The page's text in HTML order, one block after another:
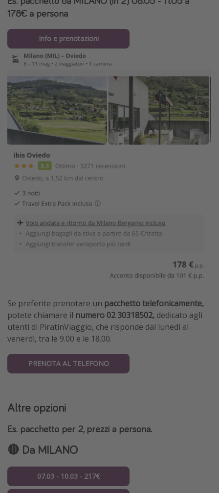
178€ a persona
Info e prenotazioni
Se preferite prenotare un pacchetto telefonicamente,
potete chiamare il numero 02 30318502, dedicato agli
utenti di PiratinViaggio, che risponde dal lunedì al
venerdì, tra le 9.00 e le 18.00.
PRENOTA AL TELEFONO
Altre opzioni
Es. pacchetto per 2, prezzi a persona.
🔴 Da MILANO
07.03 - 10.03 - 217€